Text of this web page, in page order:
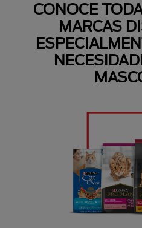
CONOCE
MARCAS